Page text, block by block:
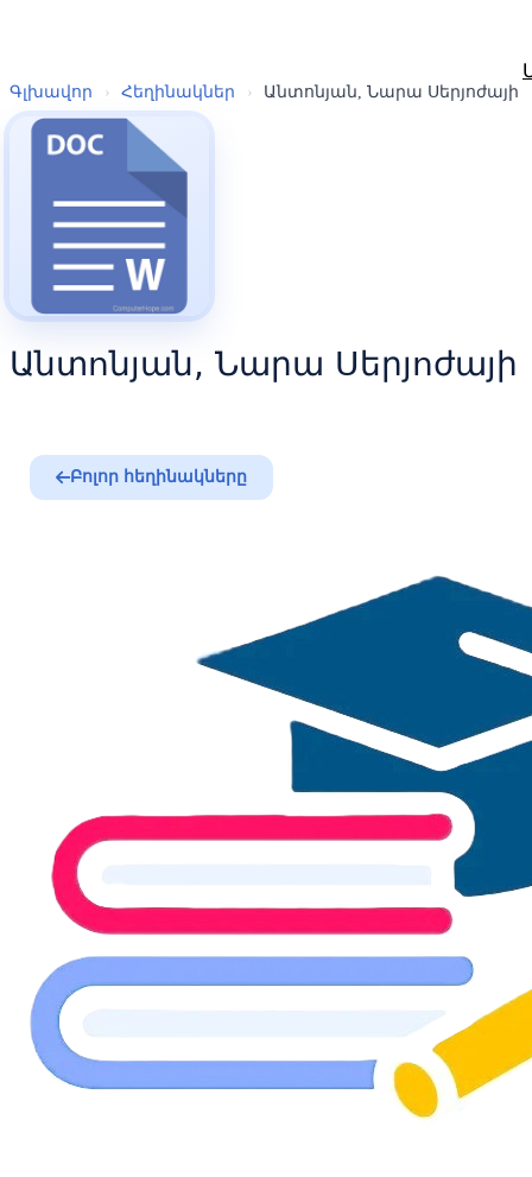
Գլխավոր › Հեղինակներ › Անտոնյան, Նարա Սերյոժայի
Անտոնյան, Նարա Սերյոժայի
Բոլոր հեղինակները